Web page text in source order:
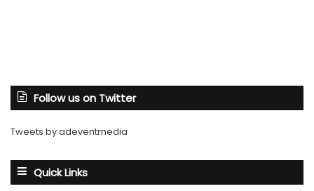
Follow us on Twitter
Tweets by adeventmedia
Quick Links